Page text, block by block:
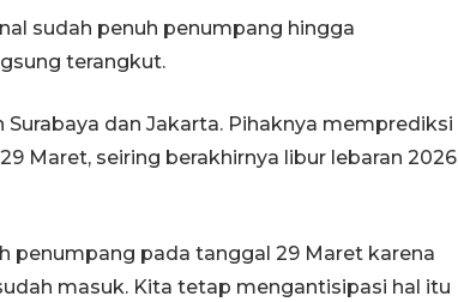
sudah penuh penumpang hingga
terangkut.
dan Jakarta. Pihaknya memprediksi
Maret, seiring berakhirnya libur lebaran 2026
penumpang pada tanggal 29 Maret karena
masuk. Kita tetap mengantisipasi hal itu